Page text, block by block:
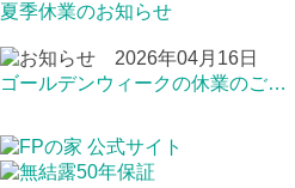
夏季休業のお知らせ
2026年04月16日
ゴールデンウィークの休業のご…